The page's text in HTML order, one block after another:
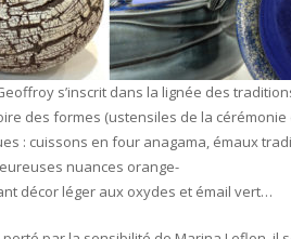
s’inscrit dans la lignée des
des formes (ustensiles de la cérémonie
: cuissons en four anagama, émaux
nuances orange-
décor léger aux oxydes et émail vert…